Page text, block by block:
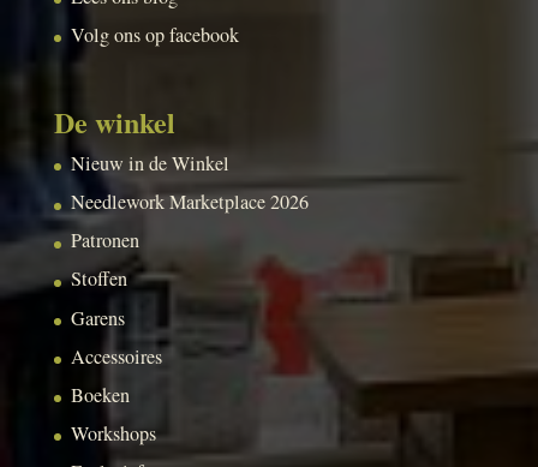
Volg ons op facebook
De winkel
Nieuw in de Winkel
Needlework Marketplace 2026
Patronen
Stoffen
Garens
Accessoires
Boeken
Workshops